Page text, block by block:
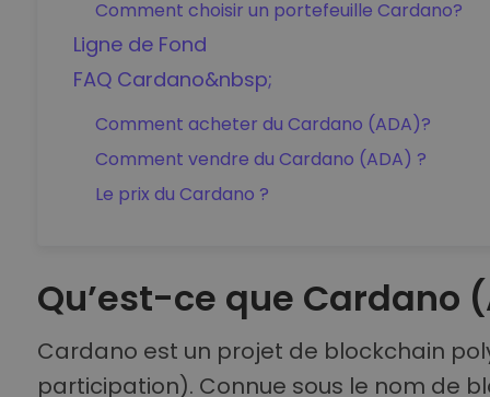
Comment choisir un portefeuille Cardano?
Ligne de Fond
FAQ Cardano&nbsp;
Comment acheter du Cardano (ADA)?
Comment vendre du Cardano (ADA) ?
Le prix du Cardano ?
Qu’est-ce que Cardano
Cardano est un projet de blockchain
participation). Connue sous le nom de